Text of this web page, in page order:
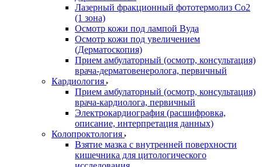
Лазерный фракционный фототермолиз Со2
(1 зона)
Осмотр кожи под лампой Вуда
Осмотр кожи под увеличением
(Дерматоскопия)
Прием амбулаторный (осмотр, консультация)
врача-дерматовенеролога, первичный
Кардиология
Прием амбулаторный (осмотр, консультация)
врача-кардиолога, первичный
Электрокардиография (расшифровка,
описание, интерпретация данных)
Колопроктология
Взятие мазка с внутренней поверхности
кишечника для цитологического